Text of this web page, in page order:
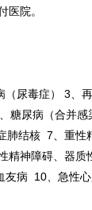
医院。
尿毒症） 3、
糖尿病（合并感
肺结核 7、重性
精神障碍、器质
友病 10、急性